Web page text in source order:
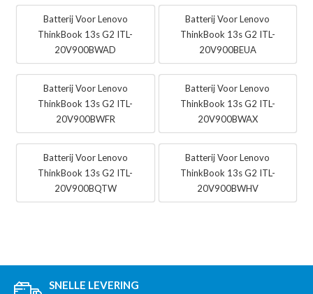
Batterij Voor Lenovo
ThinkBook 13s G2 ITL-
20V900BWAD
Batterij Voor Lenovo
ThinkBook 13s G2 ITL-
20V900BEUA
Batterij Voor Lenovo
ThinkBook 13s G2 ITL-
20V900BWFR
Batterij Voor Lenovo
ThinkBook 13s G2 ITL-
20V900BWAX
Batterij Voor Lenovo
ThinkBook 13s G2 ITL-
20V900BQTW
Batterij Voor Lenovo
ThinkBook 13s G2 ITL-
20V900BWHV
SNELLE LEVERING